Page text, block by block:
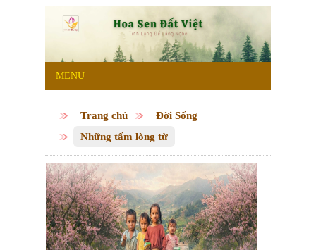
MENU
Trang chủ
Đời Sống
Những tấm lòng từ